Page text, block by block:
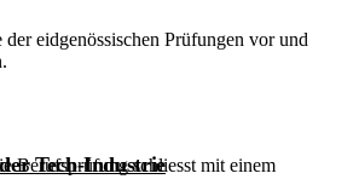
eidgenössischen Prüfungen vor und
Berufsprüfung schliesst mit einem
Tech-Industrie